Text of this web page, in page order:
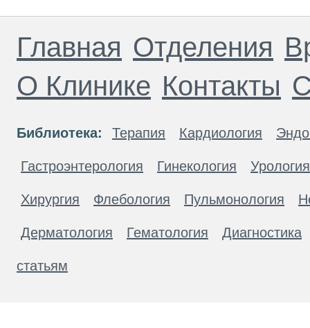
Главная Отделения
О Клинике Контакты
Библиотека: Терапия Кардиология
Гастроэнтерология Гинекология Урология
Хирургия Флебология Пульмонология
Дерматология Гематология Диагностика
статьям